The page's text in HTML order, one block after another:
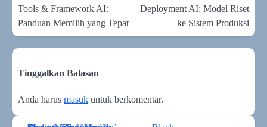
pos
Tools & Framework AI:
Panduan Memilih yang Tepat
Deployment AI: Model Riset
ke Sistem Produksi
Tinggalkan Balasan
Anda harus masuk untuk berkomentar.